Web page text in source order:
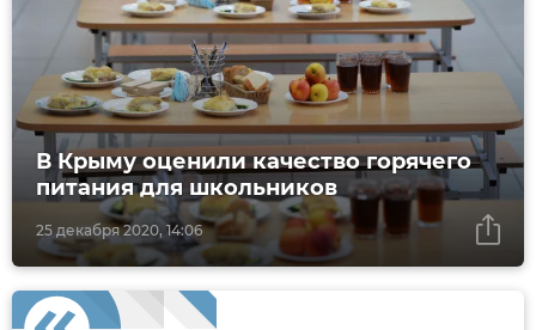
25 декабря 2020, 14:06
В Крыму оценили качество горячего
питания для школьников